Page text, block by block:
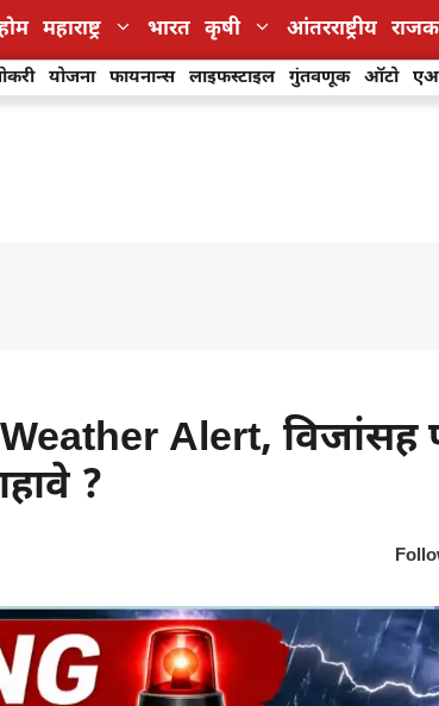
महाराष्ट्र भारत कृषी आंतरराष्ट्रीय
योजना फायनान्स लाइफस्टाइल गुंतवणूक ऑटो
Weather Alert, विजांसह
?